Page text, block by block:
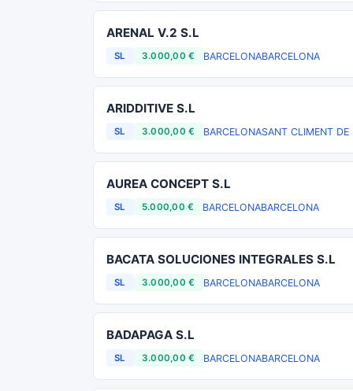
ARENAL V.2 S.L
SL 3.000,00 € BARCELONABARCELONA
ARIDDITIVE S.L
SL 3.000,00 € BARCELONASANT CLIMENT DE
AUREA CONCEPT S.L
SL 5.000,00 € BARCELONABARCELONA
BACATA SOLUCIONES INTEGRALES S.L
SL 3.000,00 € BARCELONABARCELONA
BADAPAGA S.L
SL 3.000,00 € BARCELONABARCELONA